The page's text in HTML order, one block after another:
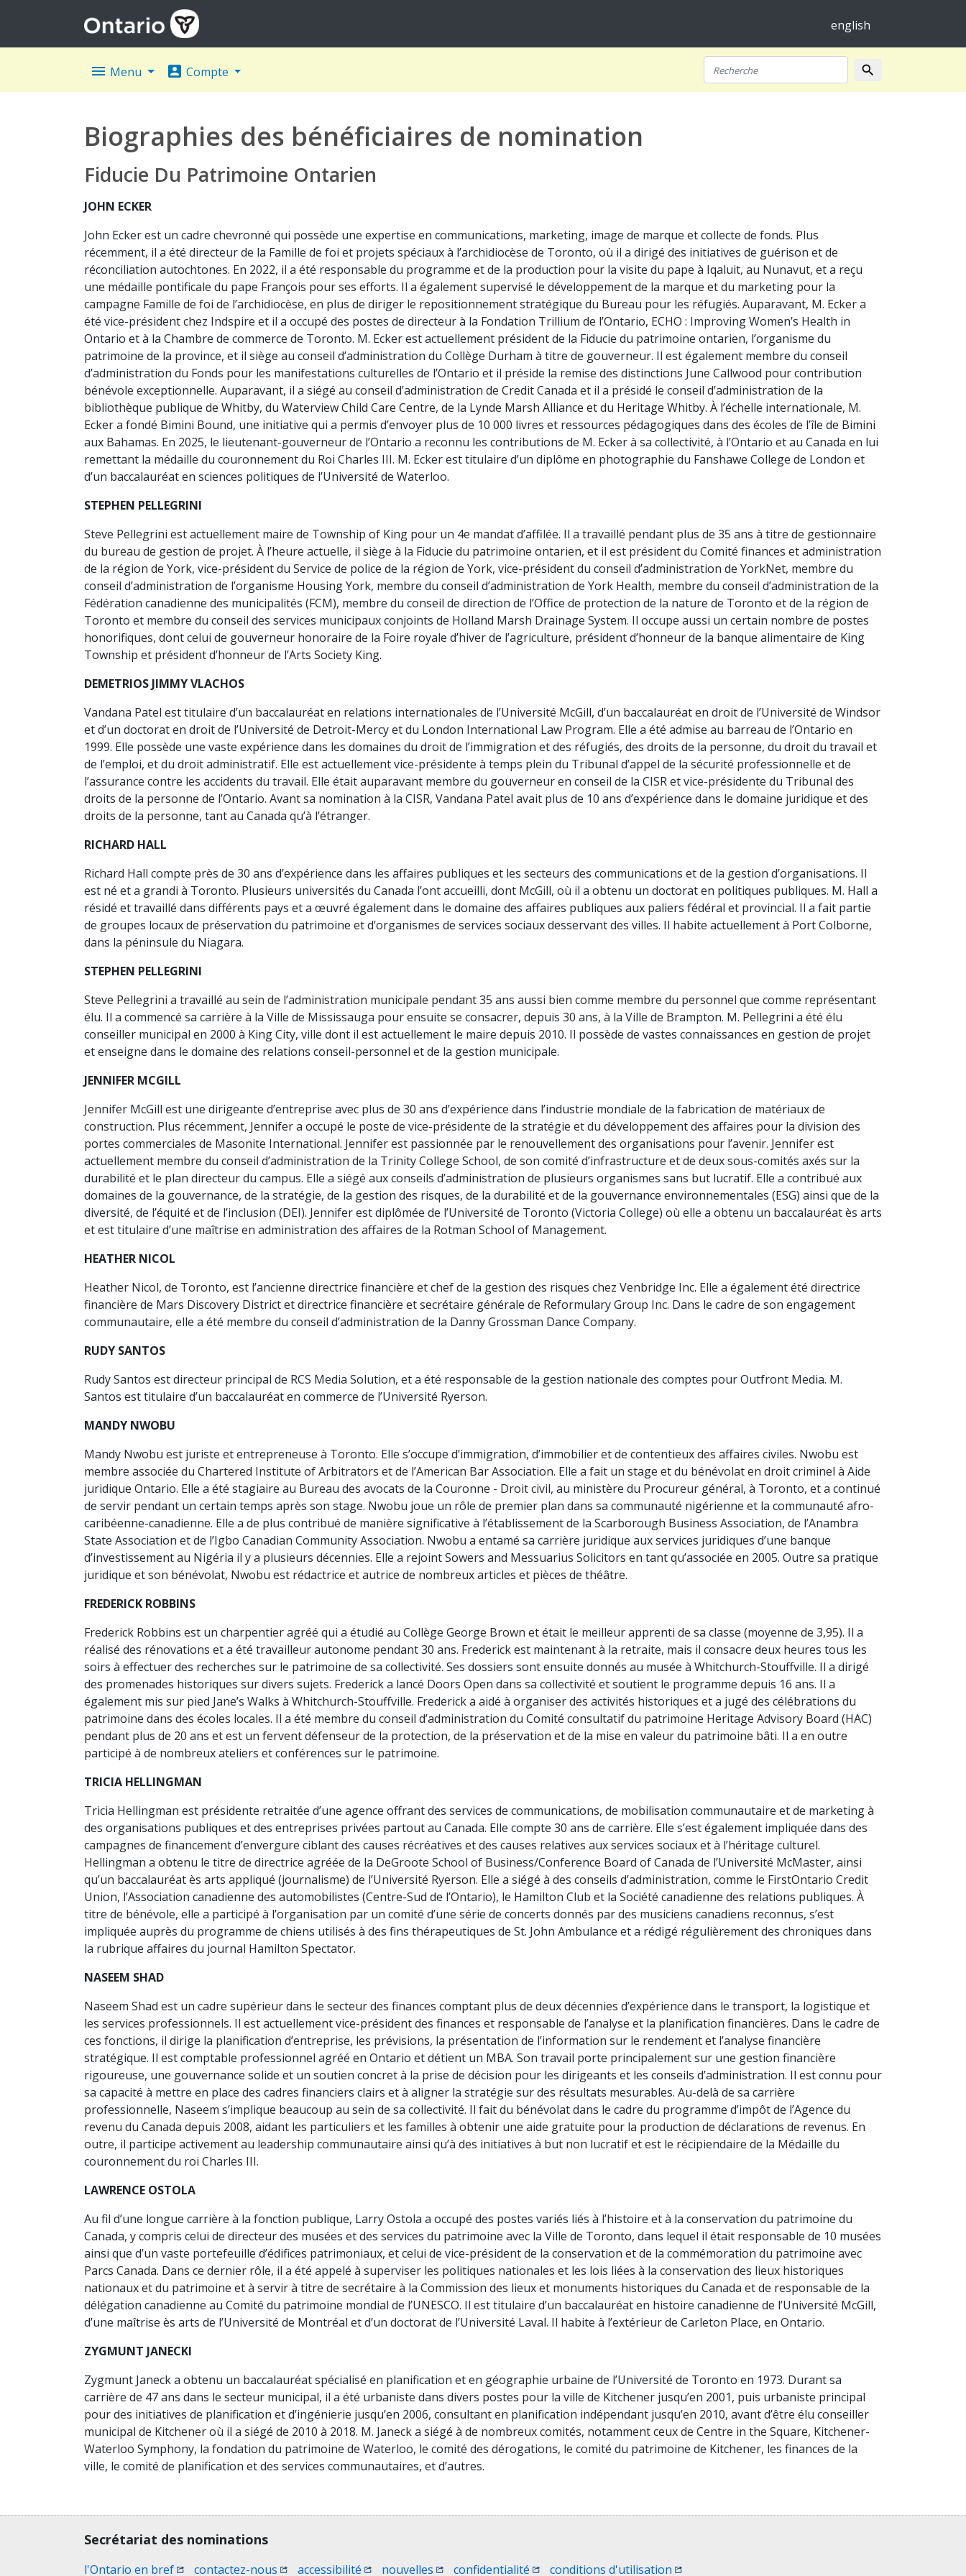
english
menu Menu account_box Compte search
Biographies des bénéficiaires de nomination
Fiducie Du Patrimoine Ontarien
JOHN ECKER
John Ecker est un cadre chevronné qui possède une expertise en communications, marketing, image de marque et collecte de fonds. Plus
récemment, il a été directeur de la Famille de foi et projets spéciaux à l’archidiocèse de Toronto, où il a dirigé des initiatives de guérison et de
réconciliation autochtones. En 2022, il a été responsable du programme et de la production pour la visite du pape à Iqaluit, au Nunavut, et a reçu
une médaille pontificale du pape François pour ses efforts. Il a également supervisé le développement de la marque et du marketing pour la
campagne Famille de foi de l’archidiocèse, en plus de diriger le repositionnement stratégique du Bureau pour les réfugiés. Auparavant, M. Ecker a
été vice-président chez Indspire et il a occupé des postes de directeur à la Fondation Trillium de l’Ontario, ECHO : Improving Women’s Health in
Ontario et à la Chambre de commerce de Toronto. M. Ecker est actuellement président de la Fiducie du patrimoine ontarien, l’organisme du
patrimoine de la province, et il siège au conseil d’administration du Collège Durham à titre de gouverneur. Il est également membre du conseil
d’administration du Fonds pour les manifestations culturelles de l’Ontario et il préside la remise des distinctions June Callwood pour contribution
bénévole exceptionnelle. Auparavant, il a siégé au conseil d’administration de Credit Canada et il a présidé le conseil d’administration de la
bibliothèque publique de Whitby, du Waterview Child Care Centre, de la Lynde Marsh Alliance et du Heritage Whitby. À l’échelle internationale, M.
Ecker a fondé Bimini Bound, une initiative qui a permis d’envoyer plus de 10 000 livres et ressources pédagogiques dans des écoles de l’île de Bimini
aux Bahamas. En 2025, le lieutenant-gouverneur de l’Ontario a reconnu les contributions de M. Ecker à sa collectivité, à l’Ontario et au Canada en lui
remettant la médaille du couronnement du Roi Charles III. M. Ecker est titulaire d’un diplôme en photographie du Fanshawe College de London et
d’un baccalauréat en sciences politiques de l’Université de Waterloo.
STEPHEN PELLEGRINI
Steve Pellegrini est actuellement maire de Township of King pour un 4e mandat d’affilée. Il a travaillé pendant plus de 35 ans à titre de gestionnaire
du bureau de gestion de projet. À l’heure actuelle, il siège à la Fiducie du patrimoine ontarien, et il est président du Comité finances et administration
de la région de York, vice-président du Service de police de la région de York, vice-président du conseil d’administration de YorkNet, membre du
conseil d’administration de l’organisme Housing York, membre du conseil d’administration de York Health, membre du conseil d’administration de la
Fédération canadienne des municipalités (FCM), membre du conseil de direction de l’Office de protection de la nature de Toronto et de la région de
Toronto et membre du conseil des services municipaux conjoints de Holland Marsh Drainage System. Il occupe aussi un certain nombre de postes
honorifiques, dont celui de gouverneur honoraire de la Foire royale d’hiver de l’agriculture, président d’honneur de la banque alimentaire de King
Township et président d’honneur de l’Arts Society King.
DEMETRIOS JIMMY VLACHOS
Vandana Patel est titulaire d’un baccalauréat en relations internationales de l’Université McGill, d’un baccalauréat en droit de l’Université de Windsor
et d’un doctorat en droit de l’Université de Detroit-Mercy et du London International Law Program. Elle a été admise au barreau de l’Ontario en
1999. Elle possède une vaste expérience dans les domaines du droit de l’immigration et des réfugiés, des droits de la personne, du droit du travail et
de l’emploi, et du droit administratif. Elle est actuellement vice-présidente à temps plein du Tribunal d’appel de la sécurité professionnelle et de
l’assurance contre les accidents du travail. Elle était auparavant membre du gouverneur en conseil de la CISR et vice-présidente du Tribunal des
droits de la personne de l’Ontario. Avant sa nomination à la CISR, Vandana Patel avait plus de 10 ans d’expérience dans le domaine juridique et des
droits de la personne, tant au Canada qu’à l’étranger.
RICHARD HALL
Richard Hall compte près de 30 ans d’expérience dans les affaires publiques et les secteurs des communications et de la gestion d’organisations. Il
est né et a grandi à Toronto. Plusieurs universités du Canada l’ont accueilli, dont McGill, où il a obtenu un doctorat en politiques publiques. M. Hall a
résidé et travaillé dans différents pays et a œuvré également dans le domaine des affaires publiques aux paliers fédéral et provincial. Il a fait partie
de groupes locaux de préservation du patrimoine et d’organismes de services sociaux desservant des villes. Il habite actuellement à Port Colborne,
dans la péninsule du Niagara.
STEPHEN PELLEGRINI
Steve Pellegrini a travaillé au sein de l’administration municipale pendant 35 ans aussi bien comme membre du personnel que comme représentant
élu. Il a commencé sa carrière à la Ville de Mississauga pour ensuite se consacrer, depuis 30 ans, à la Ville de Brampton. M. Pellegrini a été élu
conseiller municipal en 2000 à King City, ville dont il est actuellement le maire depuis 2010. Il possède de vastes connaissances en gestion de projet
et enseigne dans le domaine des relations conseil-personnel et de la gestion municipale.
JENNIFER MCGILL
Jennifer McGill est une dirigeante d’entreprise avec plus de 30 ans d’expérience dans l’industrie mondiale de la fabrication de matériaux de
construction. Plus récemment, Jennifer a occupé le poste de vice-présidente de la stratégie et du développement des affaires pour la division des
portes commerciales de Masonite International. Jennifer est passionnée par le renouvellement des organisations pour l’avenir. Jennifer est
actuellement membre du conseil d’administration de la Trinity College School, de son comité d’infrastructure et de deux sous-comités axés sur la
durabilité et le plan directeur du campus. Elle a siégé aux conseils d’administration de plusieurs organismes sans but lucratif. Elle a contribué aux
domaines de la gouvernance, de la stratégie, de la gestion des risques, de la durabilité et de la gouvernance environnementales (ESG) ainsi que de la
diversité, de l’équité et de l’inclusion (DEI). Jennifer est diplômée de l’Université de Toronto (Victoria College) où elle a obtenu un baccalauréat ès arts
et est titulaire d’une maîtrise en administration des affaires de la Rotman School of Management.
HEATHER NICOL
Heather Nicol, de Toronto, est l’ancienne directrice financière et chef de la gestion des risques chez Venbridge Inc. Elle a également été directrice
financière de Mars Discovery District et directrice financière et secrétaire générale de Reformulary Group Inc. Dans le cadre de son engagement
communautaire, elle a été membre du conseil d’administration de la Danny Grossman Dance Company.
RUDY SANTOS
Rudy Santos est directeur principal de RCS Media Solution, et a été responsable de la gestion nationale des comptes pour Outfront Media. M.
Santos est titulaire d’un baccalauréat en commerce de l’Université Ryerson.
MANDY NWOBU
Mandy Nwobu est juriste et entrepreneuse à Toronto. Elle s’occupe d’immigration, d’immobilier et de contentieux des affaires civiles. Nwobu est
membre associée du Chartered Institute of Arbitrators et de l’American Bar Association. Elle a fait un stage et du bénévolat en droit criminel à Aide
juridique Ontario. Elle a été stagiaire au Bureau des avocats de la Couronne - Droit civil, au ministère du Procureur général, à Toronto, et a continué
de servir pendant un certain temps après son stage. Nwobu joue un rôle de premier plan dans sa communauté nigérienne et la communauté afro-
caribéenne-canadienne. Elle a de plus contribué de manière significative à l’établissement de la Scarborough Business Association, de l’Anambra
State Association et de l’Igbo Canadian Community Association. Nwobu a entamé sa carrière juridique aux services juridiques d’une banque
d’investissement au Nigéria il y a plusieurs décennies. Elle a rejoint Sowers and Messuarius Solicitors en tant qu’associée en 2005. Outre sa pratique
juridique et son bénévolat, Nwobu est rédactrice et autrice de nombreux articles et pièces de théâtre.
FREDERICK ROBBINS
Frederick Robbins est un charpentier agréé qui a étudié au Collège George Brown et était le meilleur apprenti de sa classe (moyenne de 3,95). Il a
réalisé des rénovations et a été travailleur autonome pendant 30 ans. Frederick est maintenant à la retraite, mais il consacre deux heures tous les
soirs à effectuer des recherches sur le patrimoine de sa collectivité. Ses dossiers sont ensuite donnés au musée à Whitchurch-Stouffville. Il a dirigé
des promenades historiques sur divers sujets. Frederick a lancé Doors Open dans sa collectivité et soutient le programme depuis 16 ans. Il a
également mis sur pied Jane’s Walks à Whitchurch-Stouffville. Frederick a aidé à organiser des activités historiques et a jugé des célébrations du
patrimoine dans des écoles locales. Il a été membre du conseil d’administration du Comité consultatif du patrimoine Heritage Advisory Board (HAC)
pendant plus de 20 ans et est un fervent défenseur de la protection, de la préservation et de la mise en valeur du patrimoine bâti. Il a en outre
participé à de nombreux ateliers et conférences sur le patrimoine.
TRICIA HELLINGMAN
Tricia Hellingman est présidente retraitée d’une agence offrant des services de communications, de mobilisation communautaire et de marketing à
des organisations publiques et des entreprises privées partout au Canada. Elle compte 30 ans de carrière. Elle s’est également impliquée dans des
campagnes de financement d’envergure ciblant des causes récréatives et des causes relatives aux services sociaux et à l’héritage culturel.
Hellingman a obtenu le titre de directrice agréée de la DeGroote School of Business/Conference Board of Canada de l’Université McMaster, ainsi
qu’un baccalauréat ès arts appliqué (journalisme) de l’Université Ryerson. Elle a siégé à des conseils d’administration, comme le FirstOntario Credit
Union, l’Association canadienne des automobilistes (Centre-Sud de l’Ontario), le Hamilton Club et la Société canadienne des relations publiques. À
titre de bénévole, elle a participé à l’organisation par un comité d’une série de concerts donnés par des musiciens canadiens reconnus, s’est
impliquée auprès du programme de chiens utilisés à des fins thérapeutiques de St. John Ambulance et a rédigé régulièrement des chroniques dans
la rubrique affaires du journal Hamilton Spectator.
NASEEM SHAD
Naseem Shad est un cadre supérieur dans le secteur des finances comptant plus de deux décennies d’expérience dans le transport, la logistique et
les services professionnels. Il est actuellement vice-président des finances et responsable de l’analyse et la planification financières. Dans le cadre de
ces fonctions, il dirige la planification d’entreprise, les prévisions, la présentation de l’information sur le rendement et l’analyse financière
stratégique. Il est comptable professionnel agréé en Ontario et détient un MBA. Son travail porte principalement sur une gestion financière
rigoureuse, une gouvernance solide et un soutien concret à la prise de décision pour les dirigeants et les conseils d’administration. Il est connu pour
sa capacité à mettre en place des cadres financiers clairs et à aligner la stratégie sur des résultats mesurables. Au-delà de sa carrière
professionnelle, Naseem s’implique beaucoup au sein de sa collectivité. Il fait du bénévolat dans le cadre du programme d’impôt de l’Agence du
revenu du Canada depuis 2008, aidant les particuliers et les familles à obtenir une aide gratuite pour la production de déclarations de revenus. En
outre, il participe activement au leadership communautaire ainsi qu’à des initiatives à but non lucratif et est le récipiendaire de la Médaille du
couronnement du roi Charles III.
LAWRENCE OSTOLA
Au fil d’une longue carrière à la fonction publique, Larry Ostola a occupé des postes variés liés à l’histoire et à la conservation du patrimoine du
Canada, y compris celui de directeur des musées et des services du patrimoine avec la Ville de Toronto, dans lequel il était responsable de 10 musées
ainsi que d’un vaste portefeuille d’édifices patrimoniaux, et celui de vice-président de la conservation et de la commémoration du patrimoine avec
Parcs Canada. Dans ce dernier rôle, il a été appelé à superviser les politiques nationales et les lois liées à la conservation des lieux historiques
nationaux et du patrimoine et à servir à titre de secrétaire à la Commission des lieux et monuments historiques du Canada et de responsable de la
délégation canadienne au Comité du patrimoine mondial de l’UNESCO. Il est titulaire d’un baccalauréat en histoire canadienne de l’Université McGill,
d’une maîtrise ès arts de l’Université de Montréal et d’un doctorat de l’Université Laval. Il habite à l’extérieur de Carleton Place, en Ontario.
ZYGMUNT JANECKI
Zygmunt Janeck a obtenu un baccalauréat spécialisé en planification et en géographie urbaine de l’Université de Toronto en 1973. Durant sa
carrière de 47 ans dans le secteur municipal, il a été urbaniste dans divers postes pour la ville de Kitchener jusqu’en 2001, puis urbaniste principal
pour des initiatives de planification et d’ingénierie jusqu’en 2006, consultant en planification indépendant jusqu’en 2010, avant d’être élu conseiller
municipal de Kitchener où il a siégé de 2010 à 2018. M. Janeck a siégé à de nombreux comités, notamment ceux de Centre in the Square, Kitchener-
Waterloo Symphony, la fondation du patrimoine de Waterloo, le comité des dérogations, le comité du patrimoine de Kitchener, les finances de la
ville, le comité de planification et des services communautaires, et d’autres.
Contact, terms, legal information
Secrétariat des nominations
l'Ontario en bref(Ouvrir une nouvelle fenêtre)
contactez-nous (Ouvrir une nouvelle fenêtre)
accessibilité (Ouvrir une nouvelle fenêtre)
nouvelles (Ouvrir une nouvelle fenêtre)
confidentialité (Ouvrir une nouvelle fenêtre)
conditions d'utilisation (Ouvrir une nouvelle fenêtre)